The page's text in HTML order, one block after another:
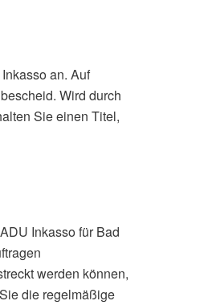
an. Auf
Wird durch
Sie einen Titel,
Inkasso für Bad
werden können,
die regelmäßige